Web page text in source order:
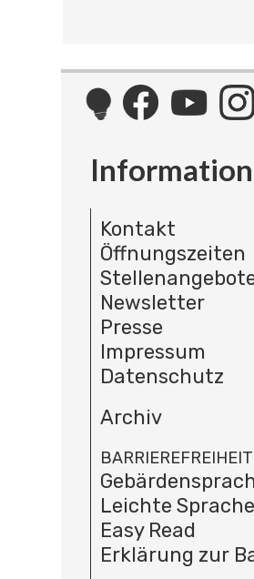
Kontakt
Öffnungszeiten
Newsletter
Presse
Impressum
Datenschutz
Archiv
BARRIEREFREIHEIT
Leichte Sprache
Easy Read
Erklärung zur